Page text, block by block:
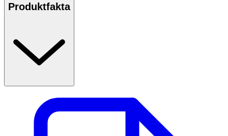
Produktfakta